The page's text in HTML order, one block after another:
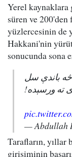
Yerel kaynaklara
süren ve 200'den
yüzlercesinin de
Hakkani'nin
sonucunda sona
څه باندې سل
ته ورسېده!
— Abdullah
Tarafların, yıllar
girişiminin